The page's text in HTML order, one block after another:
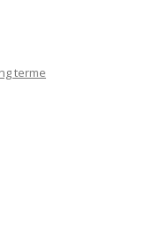
terme